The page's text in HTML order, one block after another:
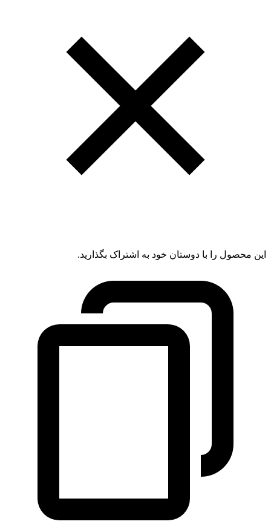
این محصول را با دوستان خود به اشتراک بگذارید.